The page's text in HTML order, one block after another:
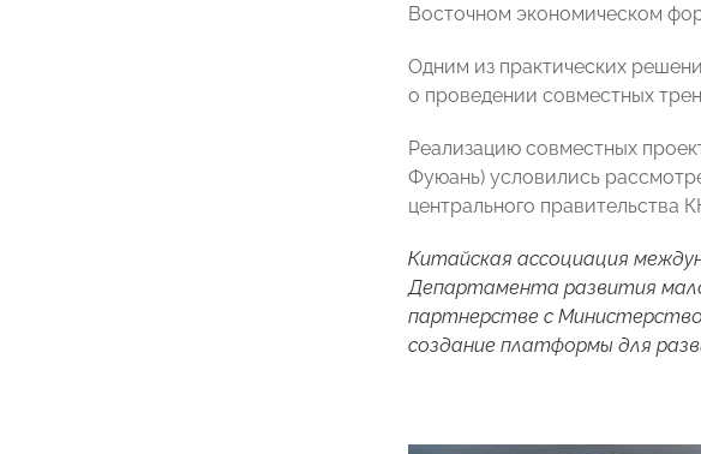
Восточном экономическом
Одним из практических
о проведении совместных
Реализацию совместных
Фуюань) условились
центрального правительства
Китайская ассоциация
Департамента развития
партнерстве с
создание платформы для